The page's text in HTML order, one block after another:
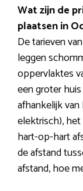
Wat zijn de
plaatsen in
De tarieven
leggen
oppervlaktes
een groter
afhankelijk
elektrisch),
hart-op-hart
de afstand
afstand, hoe